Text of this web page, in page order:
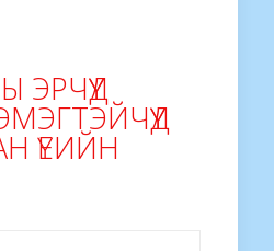
ЭРЧҮҮД
ҮЕИЙН